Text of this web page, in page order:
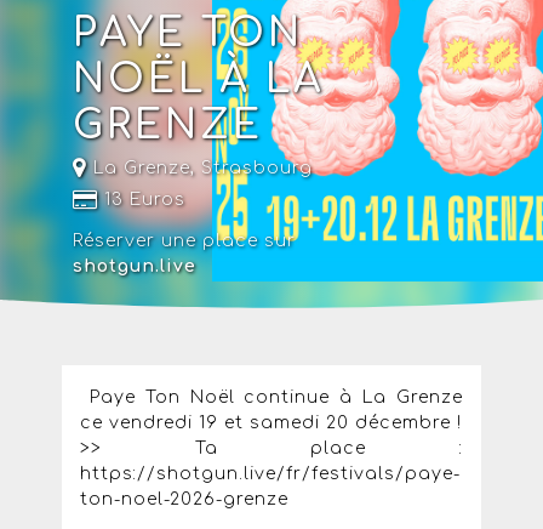
PAYE TON
NOËL À LA
GRENZE
La Grenze, Strasbourg
13 Euros
Réserver une place sur
shotgun.live
Paye Ton Noël continue à La Grenze
ce vendredi 19 et samedi 20 décembre !
>> Ta place :
https://shotgun.live/fr/festivals/paye-
ton-noel-2026-grenze